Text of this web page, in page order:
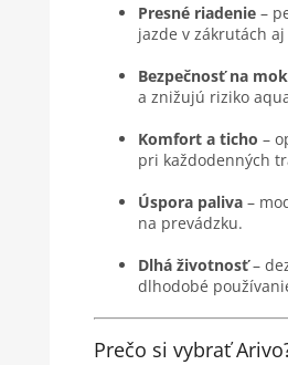
Presné riadenie –
jazde v zákrutách
Bezpečnosť na
a znižujú riziko
Komfort a ticho –
pri každodenných
Úspora paliva –
na prevádzku.
Dlhá životnosť–
dlhodobé
Prečo si vybrať